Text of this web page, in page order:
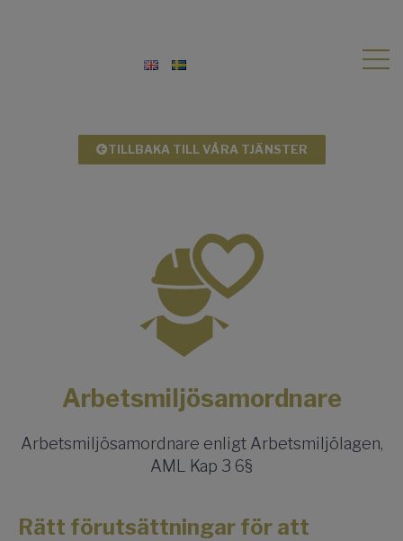
TILLBAKA TILL VÅRA TJÄNSTER
Arbetsmiljösamordnare
Arbetsmiljösamordnare enligt Arbetsmiljölagen,
AML Kap 3 6§
Rätt förutsättningar för att